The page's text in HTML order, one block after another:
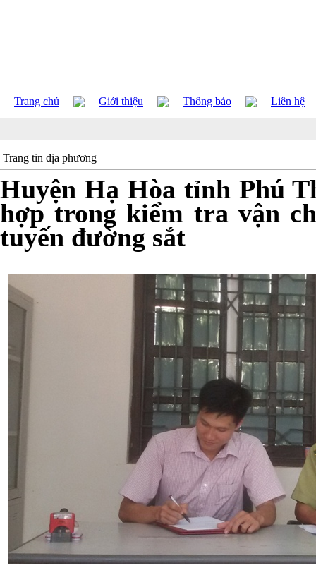
Trang chủ Giới thiệu Thông báo Liên hệ
Trang tin địa phương
Huyện Hạ Hòa tỉnh Phú
hợp trong kiểm tra vận
tuyến đường sắt